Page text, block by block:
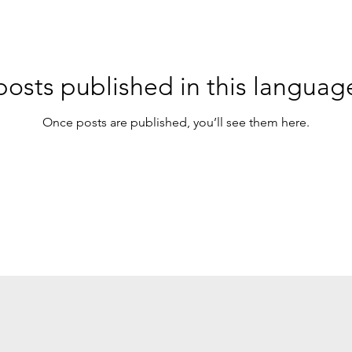
published in this
Once posts are published, you’ll see them here.